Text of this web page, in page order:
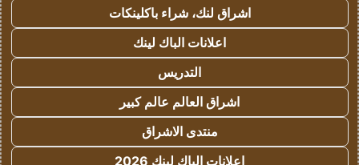
اشراق لنك، شراء باكلينكات
اعلانات الباك لينك
التدريس
اشراق العالم عالم كبير
منتدى الاشراق
اعلانات الباك لينك 2026